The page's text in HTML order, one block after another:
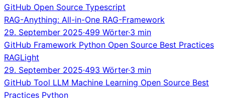
GitHub Open Source Typescript
RAG-Anything: All-in-One RAG-Framework
29. September 2025·499 Wörter·3 min
GitHub Framework Python Open Source Best Practices
RAGLight
29. September 2025·493 Wörter·3 min
GitHub Tool LLM Machine Learning Open Source Best
Practices Python